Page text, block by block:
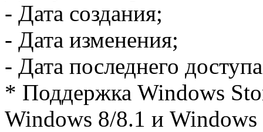
- Дата создания;
- Дата изменения;
- Дата последнего
* Поддержка Windows
Windows 8/8.1 и Windows